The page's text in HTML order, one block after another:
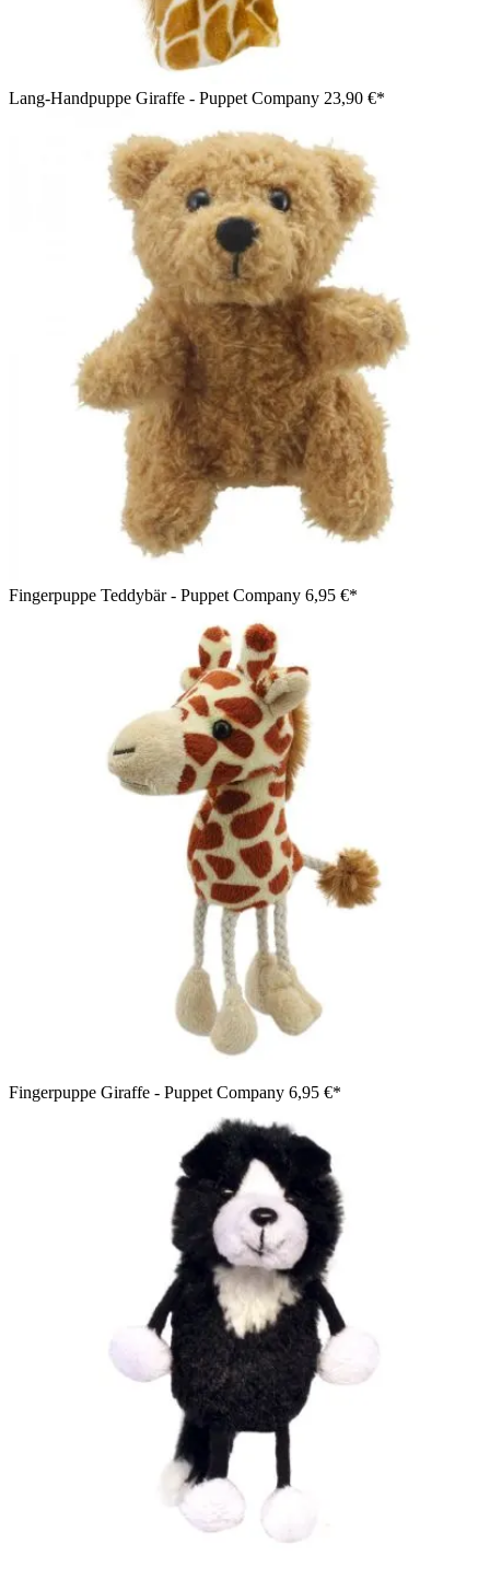
Lang-Handpuppe Giraffe - Puppet Company 23,90 €*
Fingerpuppe Teddybär - Puppet Company 6,95 €*
Fingerpuppe Giraffe - Puppet Company 6,95 €*